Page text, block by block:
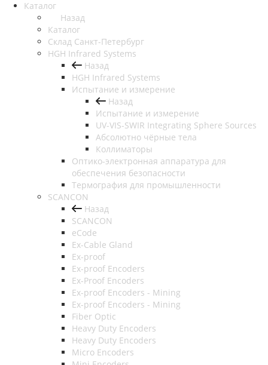
Каталог
Назад
Каталог
Cклад Санкт-Петербург
HGH Infrared Systems
Назад
HGH Infrared Systems
Испытание и измерение
Назад
Испытание и измерение
UV-VIS-SWIR Integrating Sphere Sources
Абсолютно чёрные тела
Коллиматоры
Оптико-электронная аппаратура для
обеспечения безопасности
Термография для промышленности
SCANCON
Назад
SCANCON
eCode
Ex-Cable Gland
Ex-proof
Ex-proof Encoders
Ex-Proof Encoders
Ex-proof Encoders - Mining
Ex-proof Encoders - Mining
Fiber Optic
Heavy Duty Encoders
Heavy Duty Encoders
Micro Encoders